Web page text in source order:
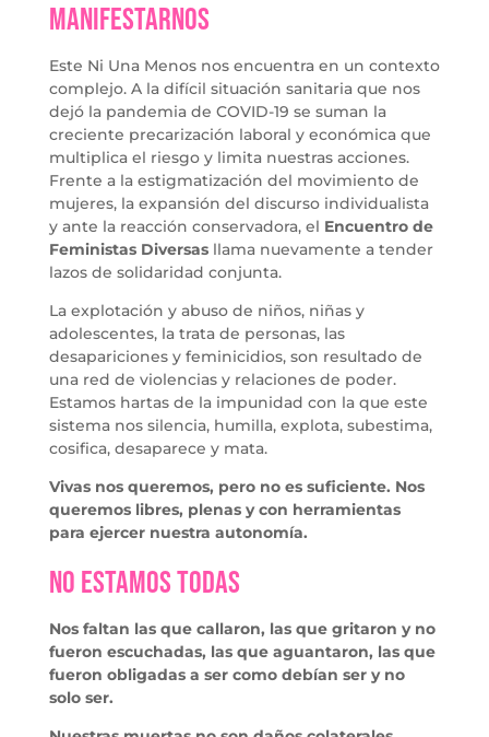
manifestarnos
Este Ni Una Menos nos encuentra en un contexto
complejo. A la difícil situación sanitaria que nos
dejó la pandemia de COVID-19 se suman la
creciente precarización laboral y económica que
multiplica el riesgo y limita nuestras acciones.
Frente a la estigmatización del movimiento de
mujeres, la expansión del discurso individualista
y ante la reacción conservadora, el Encuentro de
Feministas Diversasllama nuevamente a tender
lazos de solidaridad conjunta.
La explotación y abuso de niños, niñas y
adolescentes, la trata de personas, las
desapariciones y feminicidios, son resultado de
una red de violencias y relaciones de poder.
Estamos hartas de la impunidad con la que este
sistema nos silencia, humilla, explota, subestima,
cosifica, desaparece y mata.
Vivas nos queremos, pero no es suficiente. Nos
queremos libres, plenas y con herramientas
para ejercer nuestra autonomía.
No Estamos Todas
Nos faltan las que callaron, las que gritaron y no
fueron escuchadas, las que aguantaron, las que
fueron obligadas a ser como debían ser y no
solo ser.